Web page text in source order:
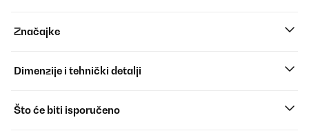
Značajke
Dimenzije i tehnički detalji
Što će biti isporučeno